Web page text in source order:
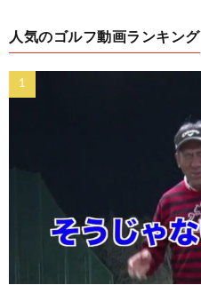
人気のゴルフ動画ランキング